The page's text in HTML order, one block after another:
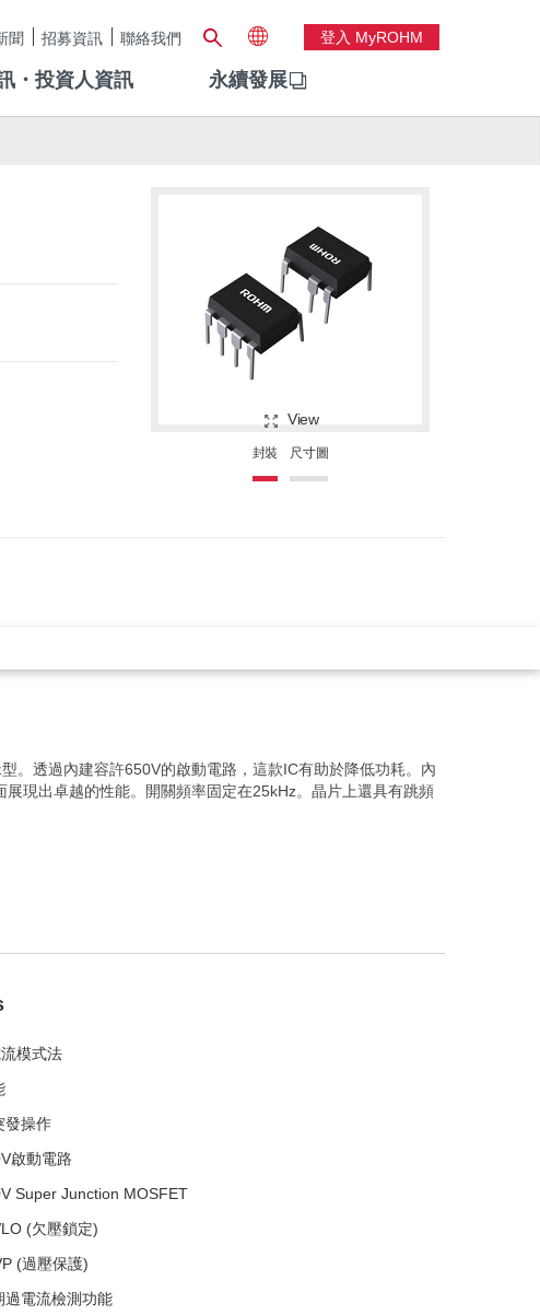
聞 招募資訊 聯絡我們 登入 MyROHM
・投資人資訊 永續發展
View
封裝 尺寸圖
。透過內建容許650V的啟動電路，這款IC有助於降低功耗。內
現出卓越的性能。開關頻率固定在25kHz。晶片上還具有跳頻
模式法
發操作
啟動電路
Super Junction MOSFET
(欠壓鎖定)
(過壓保護)
過電流檢測功能